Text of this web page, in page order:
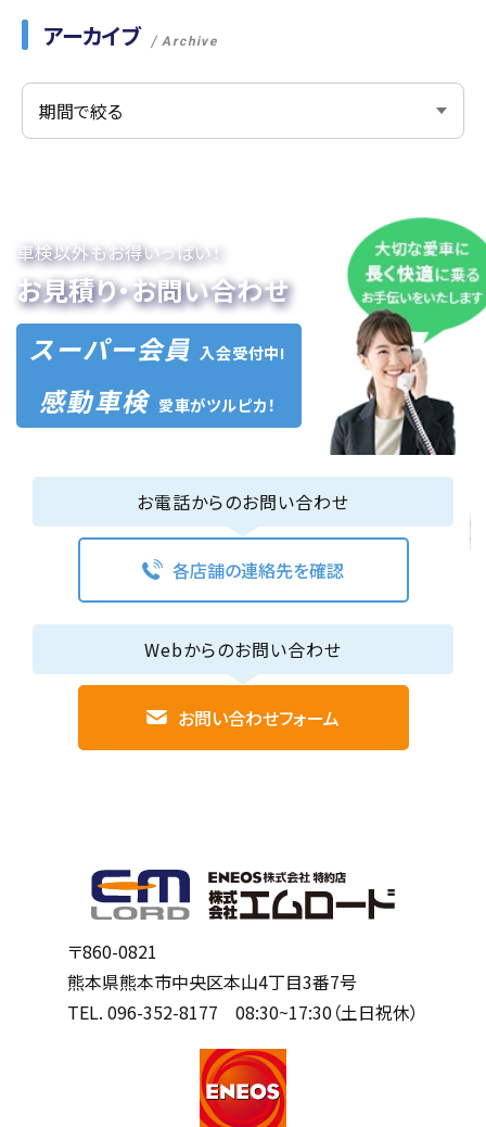
アーカイブ Archive
車検以外もお得いっぱい！
お見積り・お問い合わせ
スーパー会員 入会受付中!
感動車検 愛車がツルピカ！
お電話からのお問い合わせ
各店舗の連絡先を確認
Webからのお問い合わせ
お問い合わせフォーム
〒860-0821
熊本県熊本市中央区本山4丁目3番7号
TEL. 096-352-8177 08:30~17:30（土日祝休）